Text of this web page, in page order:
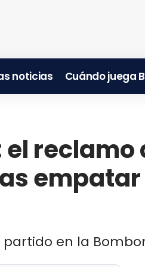
noticias Cuándo juega
el reclamo
en la